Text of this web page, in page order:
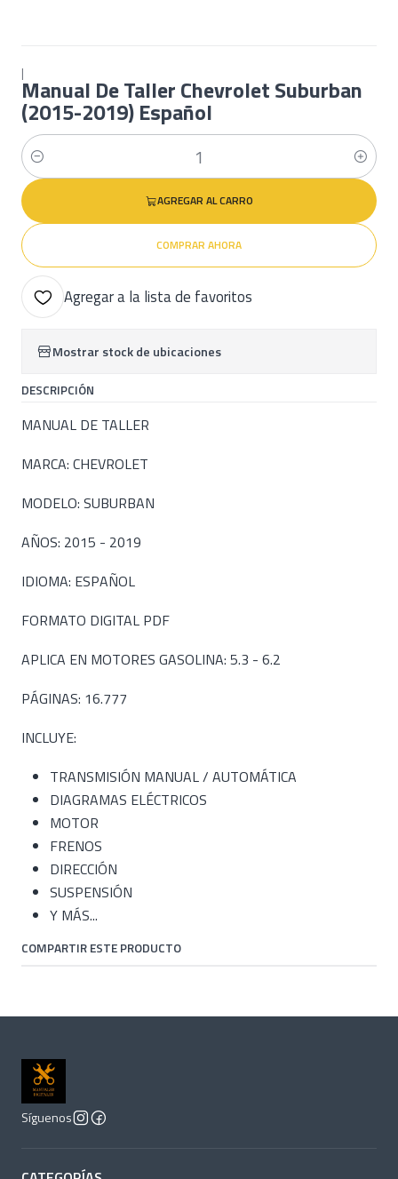
|
Manual De Taller Chevrolet Suburban
(2015-2019) Español
Cantidad
AGREGAR AL CARRO
COMPRAR AHORA
Agregar a la lista de favoritos
Mostrar stock de ubicaciones
DESCRIPCIÓN
MANUAL DE TALLER
MARCA: CHEVROLET
MODELO: SUBURBAN
AÑOS: 2015 - 2019
IDIOMA: ESPAÑOL
FORMATO DIGITAL PDF
APLICA EN MOTORES GASOLINA: 5.3 - 6.2
PÁGINAS: 16.777
INCLUYE:
TRANSMISIÓN MANUAL / AUTOMÁTICA
DIAGRAMAS ELÉCTRICOS
MOTOR
FRENOS
DIRECCIÓN
SUSPENSIÓN
Y MÁS...
COMPARTIR ESTE PRODUCTO
Síguenos